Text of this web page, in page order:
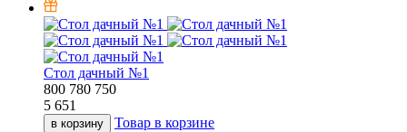
Стол дачный №1
800 780 750
5 651
в корзину Товар в корзине